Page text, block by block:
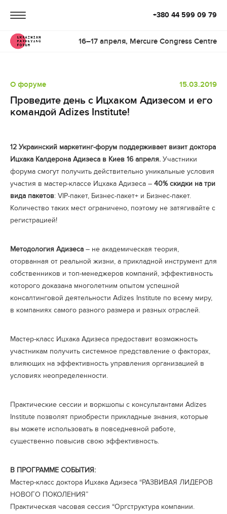
+380 44 599 09 79
16–17 апреля, Mercure Congress Centre
О форуме 15.03.2019
Проведите день с Ицхаком Адизесом и его
командой Adizes Institute!
12 Украинский маркетинг-форум поддерживает визит доктора
Ицхака Калдерона Адизеса в Киев 16 апреля. Участники
форума смогут получить действительно уникальные условия
участия в мастер-классе Ицхака Адизеса – 40% скидки на три
вида пакетов: VIP-пакет, Бизнес-пакет+ и Бизнес-пакет.
Количество таких мест ограничено, поэтому не затягивайте с
регистрацией!
Методология Адизеса – не академическая теория,
оторванная от реальной жизни, а прикладной инструмент для
собственников и топ-менеджеров компаний, эффективность
которого доказана многолетним опытом успешной
консалтинговой деятельности Adizes Institute по всему миру,
в компаниях самого разного размера и разных отраслей.
Мастер-класс Ицхака Адизеса предоставит возможность
участникам получить системное представление о факторах,
влияющих на эффективность управления организацией в
условиях неопределенности.
Практические сессии и воркшопы с консультантами Adizes
Institute позволят приобрести прикладные знания, которые
вы можете использовать в повседневной работе,
существенно повысив свою эффективность.
В ПРОГРАММЕ СОБЫТИЯ:
Мастер-класс доктора Ицхака Адизеса “РАЗВИВАЯ ЛИДЕРОВ
НОВОГО ПОКОЛЕНИЯ”
Практическая часовая сессия “Оргструктура компании.